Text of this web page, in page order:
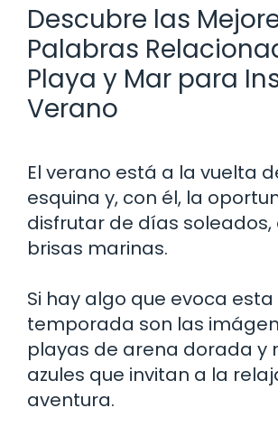
Descubre las
Palabras
Playa y Mar para
Verano
El verano está a la vuelta
esquina y, con él, la
disfrutar de días soleados,
brisas marinas.
Si hay algo que evoca esta
temporada son las
playas de arena dorada y
azules que invitan a la
aventura.